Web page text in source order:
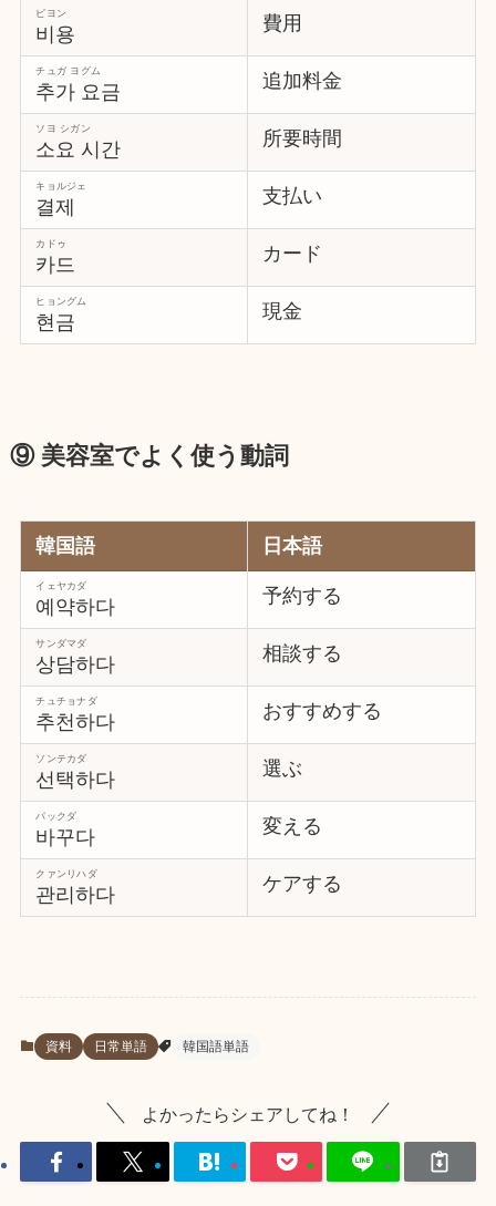
비용
ピヨン 費用
추가 요금
チュガ ヨグム 追加料金
소요 시간
ソヨ シガン 所要時間
결제
キョルジェ 支払い
카드
カドゥ カード
현금
ヒョングム 現金
⑨ 美容室でよく使う動詞
韓国語 日本語
예약하다
イェヤカダ 予約する
상담하다
サンダマダ 相談する
추천하다
チュチョナダ おすすめする
선택하다
ソンテカダ 選ぶ
바꾸다
パックダ 変える
관리하다
クァンリハダ ケアする
資料 日常単語 韓国語単語
よかったらシェアしてね！